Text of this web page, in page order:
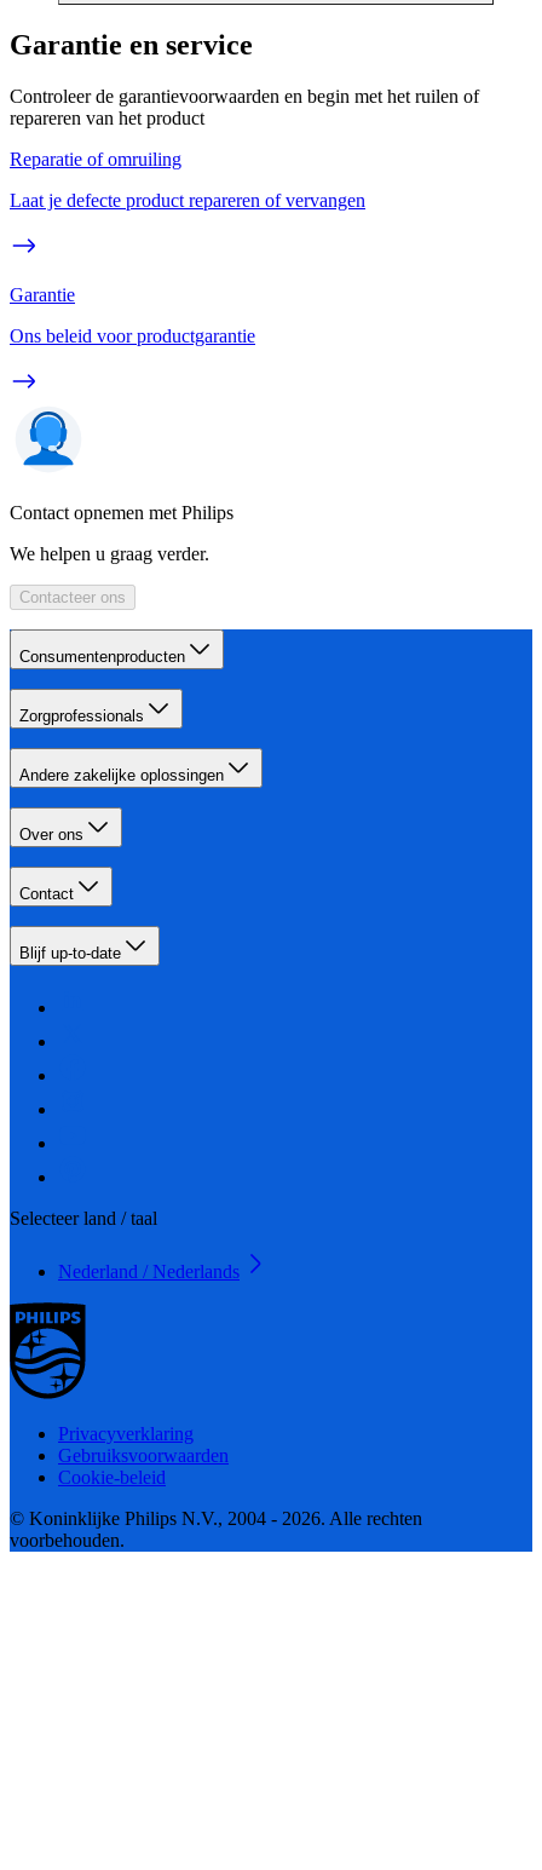
Garantie en service
Controleer de garantievoorwaarden en begin met het ruilen of
repareren van het product
Reparatie of omruiling
Laat je defecte product repareren of vervangen
Garantie
Ons beleid voor productgarantie
Contact opnemen met Philips
We helpen u graag verder.
Contacteer ons
Consumentenproducten
Zorgprofessionals
Andere zakelijke oplossingen
Over ons
Contact
Blijf up-to-date
Selecteer land / taal
Nederland / Nederlands
Privacyverklaring
Gebruiksvoorwaarden
Cookie-beleid
© Koninklijke Philips N.V., 2004 - 2026. Alle rechten
voorbehouden.